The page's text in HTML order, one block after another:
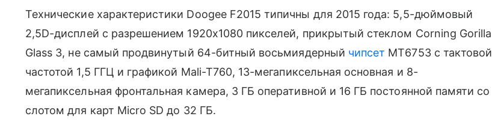
Технические характеристики Doogee F2015 типичны для 2015 года: 5,5-дюймовый
2,5D-дисплей с разрешением 1920х1080 пикселей, прикрытый стеклом Corning Gorilla
Glass 3, не самый продвинутый 64-битный восьмиядерный чипсет MT6753 с тактовой
частотой 1,5 ГГЦ и графикой Mali-T760, 13-мегапиксельная основная и 8-
мегапиксельная фронтальная камера, 3 ГБ оперативной и 16 ГБ постоянной памяти со
слотом для карт Micro SD до 32 ГБ.